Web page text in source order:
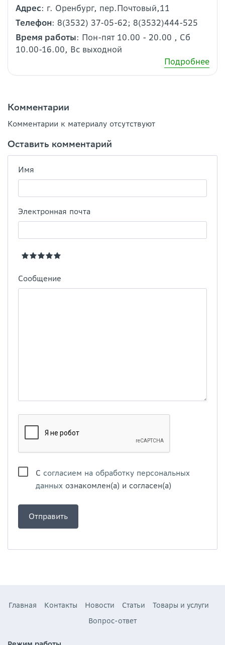
Адрес: г. Оренбург, пер.Почтовый,11
Телефон: 8(3532) 37-05-62; 8(3532)444-525
Время работы: Пон-пят 10.00 - 20.00 , Сб
10.00-16.00, Вс выходной
Подробнее
Комментарии
Комментарии к материалу отсутствуют
Оставить комментарий
Имя
Электронная почта
Сообщение
С согласием на обработку персональных
данных ознакомлен(а) и согласен(а)
Главная Контакты Новости Статьи
Товары и услуги
Вопрос-ответ